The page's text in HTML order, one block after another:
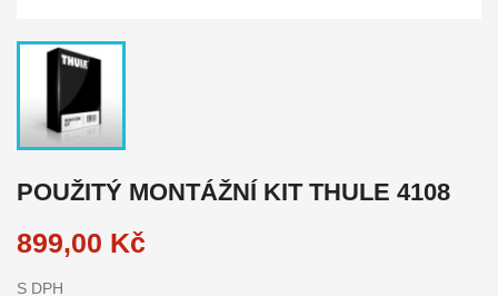
POUŽITÝ MONTÁŽNÍ KIT THULE 4108
899,00 Kč
S DPH